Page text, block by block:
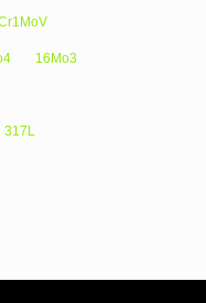
16Mo3
317L